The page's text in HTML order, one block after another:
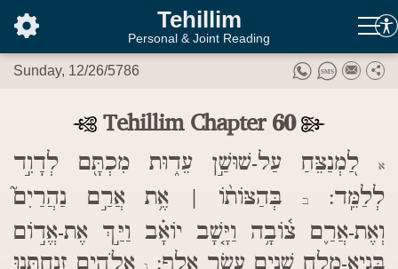
Tehillim
Personal & Joint Reading
Sunday, 12/26/5786
Tehillim Chapter 60
א
לַ֭מְנַצֵּחַ עַל-שׁוּשַׁ֣ן עֵד֑וּת מִכְתָּ֖ם לְדָוִ֣ד
לְלַמֵּֽד:ב
בְּהַצּוֹת֨וֹ | אֶ֥ת אֲרַ֣ם נַהֲרַיִם֮
וְאֶת-אֲרַ֪ם צ֫וֹבָ֥ה וַיָּ֤שָׁב יוֹאָ֗ב וַיַּ֣ךְ אֶת-אֱד֣וֹם